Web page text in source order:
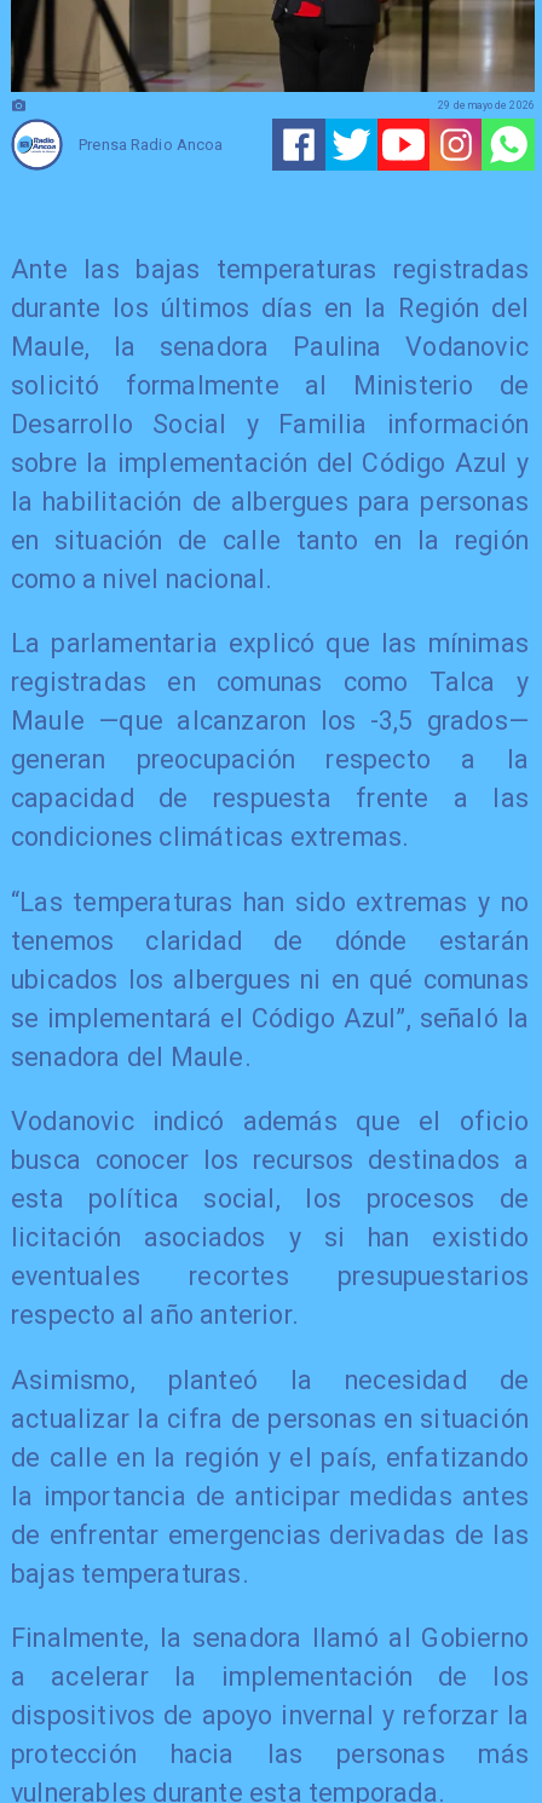
Prensa Radio Ancoa
29 de mayo de 2026
Ante las bajas temperaturas registradas
durante los últimos días en la Región del
Maule, la senadora Paulina Vodanovic
solicitó formalmente al Ministerio de
Desarrollo Social y Familia información
sobre la implementación del Código Azul y
la habilitación de albergues para personas
en situación de calle tanto en la región
como a nivel nacional.
La parlamentaria explicó que las mínimas
registradas en comunas como Talca y
Maule —que alcanzaron los -3,5 grados—
generan preocupación respecto a la
capacidad de respuesta frente a las
condiciones climáticas extremas.
“Las temperaturas han sido extremas y no
tenemos claridad de dónde estarán
ubicados los albergues ni en qué comunas
se implementará el Código Azul”, señaló la
senadora del Maule.
Vodanovic indicó además que el oficio
busca conocer los recursos destinados a
esta política social, los procesos de
licitación asociados y si han existido
eventuales recortes presupuestarios
respecto al año anterior.
Asimismo, planteó la necesidad de
actualizar la cifra de personas en situación
de calle en la región y el país, enfatizando
la importancia de anticipar medidas antes
de enfrentar emergencias derivadas de las
bajas temperaturas.
Finalmente, la senadora llamó al Gobierno
a acelerar la implementación de los
dispositivos de apoyo invernal y reforzar la
protección hacia las personas más
vulnerables durante esta temporada.